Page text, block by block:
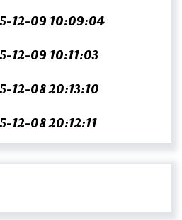
12-09 10:09:04
12-09 10:11:03
12-08 20:13:10
12-08 20:12:11